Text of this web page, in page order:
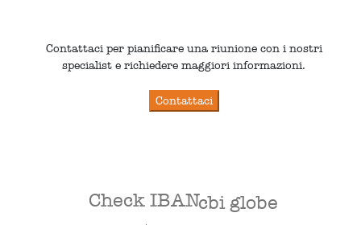
Contattaci per pianificare una riunione con i nostri
specialist e richiedere maggiori informazioni.
cbi globe
Check IBAN